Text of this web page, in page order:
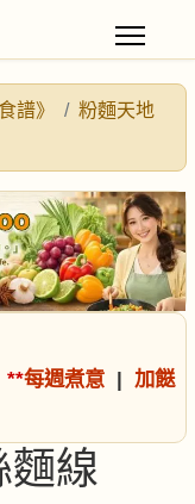
譜》
粉麵天地
**每週煮意 | 加餸
麵線